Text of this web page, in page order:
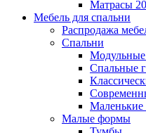
Матрасы
Мебель для спальни
Распродажа
Спальни
Модульные
Спальные
Маленькие
Малые формы